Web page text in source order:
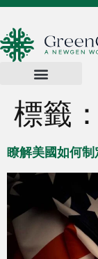
標籤：
瞭解美國如何